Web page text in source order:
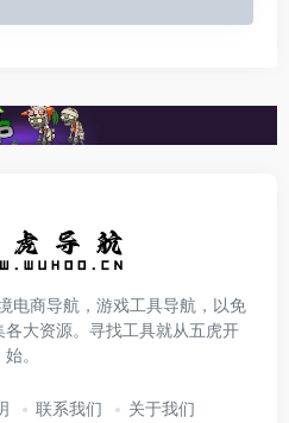
电商导航，游戏工具导航，以免
大资源。寻找工具就从五虎开
始。
联系我们 关于我们